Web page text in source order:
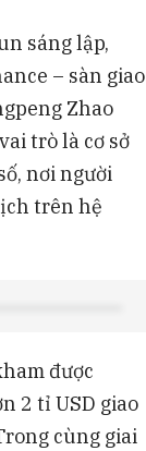
sáng lập,
– sàn giao
Zhao
trò là cơ sở
nơi người
trên hệ
được
2 tỉ USD giao
cùng giai